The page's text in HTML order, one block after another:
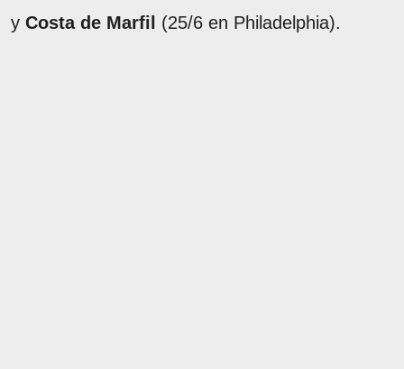
y Costa de Marfil (25/6 en Philadelphia).